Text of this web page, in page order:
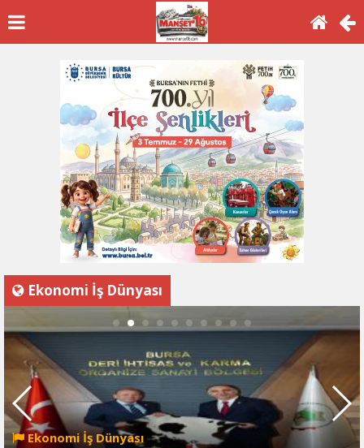
Ekonomi İş Dünyası
Ekonomi İş Dünyası